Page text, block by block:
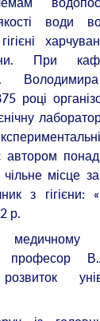
води
При
році
автором
місце
з гігієни:
р.